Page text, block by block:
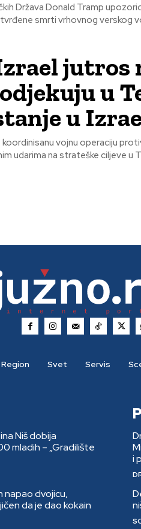
Država Donald Tramp
smrti vrhovnog verskog
jutros
u
u
vojnu operaciju
Region Svet Servis
Niš dobija
mladih – „Gradilište
napao dvojicu,
da je dao kokain
i